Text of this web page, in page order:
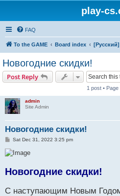
play-
FAQ
To the GAME Board index
Новогодние скидки!
Post Reply
1 post • Page
admin
Site Admin
Новогодние скидки!
P
s
t
Sat Dec 31, 2022 3:25 pm
Новогодние скидки!
С наступающим Новым